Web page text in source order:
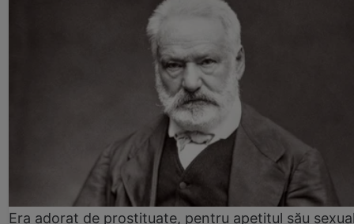
Era adorat de prostituate, pentru apetitul său